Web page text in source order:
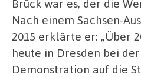
Brück war es, der die
Nach einem Sachsen-
2015 erklärte er: „Über
heute in Dresden bei
Demonstration auf die